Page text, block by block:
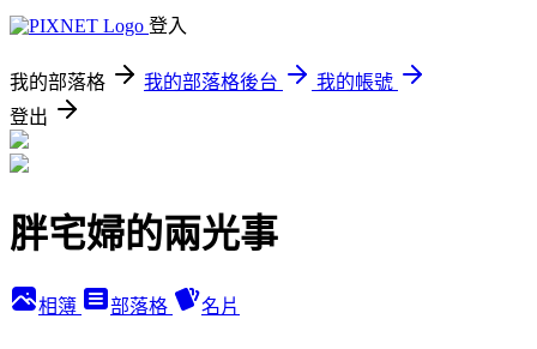
登入
我的部落格 我的部落格後台
我的帳號
登出
胖宅婦的兩光事
相簿 部落格 名片